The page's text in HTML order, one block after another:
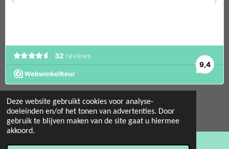
Deze website gebruikt cookies voor analyse-
doeleinden en/of het tonen van advertenties. Door
gebruik te blijven maken van de site gaat u hiermee
akkoord.
© 2022 - 2026 Mint 11 giftstore
Powered byJouwWeb